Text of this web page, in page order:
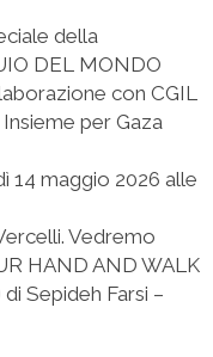
della
DEL MONDO
con CGIL
per Gaza
14 maggio 2026 alle
Vedremo
HAND AND WALK
Sepideh Farsi –